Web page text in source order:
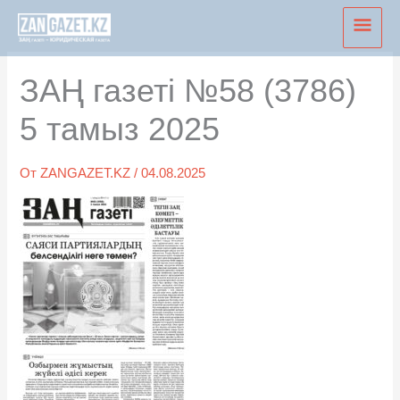
Перейти
содержимому
ЗАҢ газеті №58 (3786)
5 тамыз 2025
ОтZANGAZET.KZ/04.08.2025